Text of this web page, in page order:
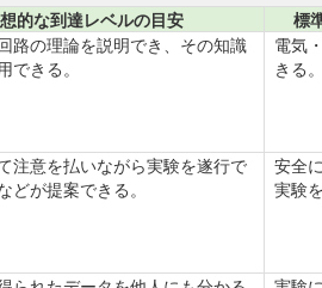
的な到達レベルの目安
標
路の理論を説明でき、その知識
できる。
電気
きる
注意を払いながら実験を遂行で
どが提案できる。
安全
実験